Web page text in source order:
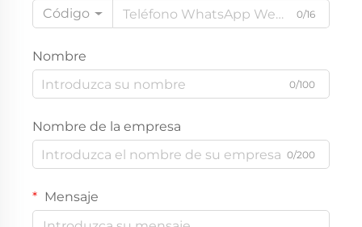
Código
0/16
Nombre
0/100
Nombre de la empresa
0/200
Mensaje